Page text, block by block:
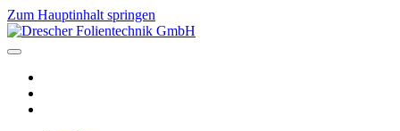
Zum Hauptinhalt springen